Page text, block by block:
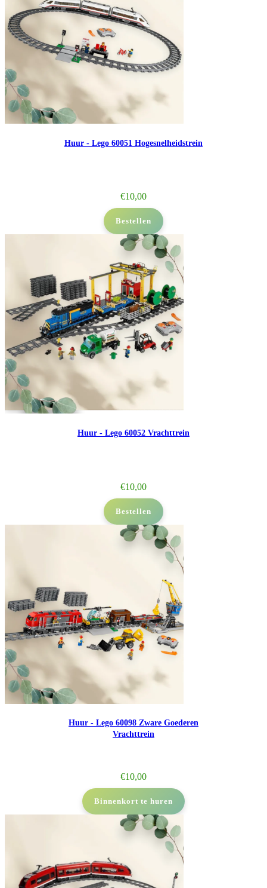
Huur - Lego 60051 Hogesnelheidstrein
€10,00
Bestellen
Huur - Lego 60052 Vrachttrein
€10,00
Bestellen
Huur - Lego 60098 Zware Goederen
Vrachttrein
€10,00
Binnenkort te huren